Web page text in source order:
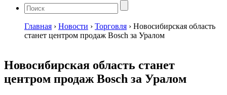
Главная › Новости › Торговля › Новосибирская область
станет центром продаж Bosch за Уралом
Новосибирская область станет
центром продаж Bosch за Уралом